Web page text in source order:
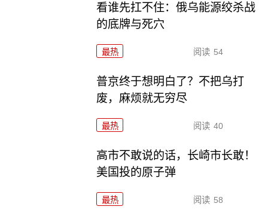
看谁先扛不住：俄乌能源绞杀战
的底牌与死穴
最热 阅读 54
普京终于想明白了？不把乌打
废，麻烦就无穷尽
最热 阅读 40
高市不敢说的话，长崎市长敢！
美国投的原子弹
最热 阅读 58